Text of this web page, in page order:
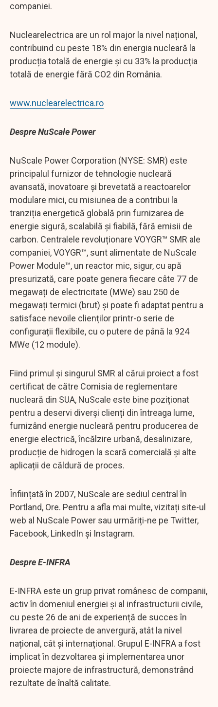
companiei.
Nuclearelectrica are un rol major la nivel național,
contribuind cu peste 18% din energia nucleară la
producția totală de energie și cu 33% la producția
totală de energie fără CO2 din România.
www.nuclearelectrica.ro
Despre NuScale Power
NuScale Power Corporation (NYSE: SMR) este
principalul furnizor de tehnologie nucleară
avansată, inovatoare și brevetată a reactoarelor
modulare mici, cu misiunea de a contribui la
tranziția energetică globală prin furnizarea de
energie sigură, scalabilă și fiabilă, fără emisii de
carbon. Centralele revoluționare VOYGR™ SMR ale
companiei, VOYGR™, sunt alimentate de NuScale
Power Module™, un reactor mic, sigur, cu apă
presurizată, care poate genera fiecare câte 77 de
megawați de electricitate (MWe) sau 250 de
megawați termici (brut) și poate fi adaptat pentru a
satisface nevoile clienților printr-o serie de
configurații flexibile, cu o putere de până la 924
MWe (12 module).
Fiind primul și singurul SMR al cărui proiect a fost
certificat de către Comisia de reglementare
nucleară din SUA, NuScale este bine poziționat
pentru a deservi diverși clienți din întreaga lume,
furnizând energie nucleară pentru producerea de
energie electrică, încălzire urbană, desalinizare,
producție de hidrogen la scară comercială și alte
aplicații de căldură de proces.
Înființată în 2007, NuScale are sediul central în
Portland, Ore. Pentru a afla mai multe, vizitați site-ul
web al NuScale Power sau urmăriți-ne pe Twitter,
Facebook, LinkedIn și Instagram.
Despre E-INFRA
E-INFRA este un grup privat românesc de companii,
activ în domeniul energiei și al infrastructurii civile,
cu peste 26 de ani de experiență de succes în
livrarea de proiecte de anvergură, atât la nivel
național, cât și internațional. Grupul E-INFRA a fost
implicat în dezvoltarea și implementarea unor
proiecte majore de infrastructură, demonstrând
rezultate de înaltă calitate.